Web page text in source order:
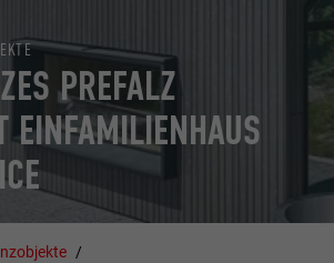
PREFALZ
EINFAMILIENHAUS